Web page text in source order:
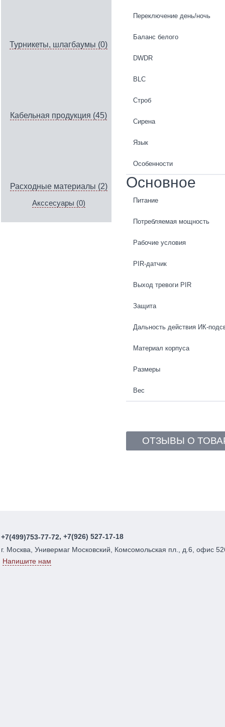
Турникеты, шлагбаумы (0)
Кабельная продукция (45)
Расходные материалы (2)
Акссесуары (0)
Переключение день/ночь
Баланс белого
DWDR
BLC
Строб
Сирена
Язык
Особенности
Основное
Питание
Потребляемая мощность
Рабочие условия
PIR-датчик
Выход тревоги PIR
Защита
Дальность действия ИК-
Материал корпуса
Размеры
Вес
ОТЗЫВЫ О
+7(499)753-77-72, +7(926) 527-17-18
г. Москва, Универмаг Московский, Комсомольская пл., д.6, офис
Напишите нам